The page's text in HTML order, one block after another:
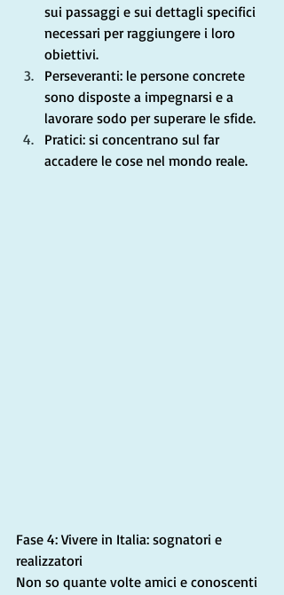
sui passaggi e sui dettagli specifici
necessari per raggiungere i loro
obiettivi.
Perseveranti: le persone concrete
sono disposte a impegnarsi e a
lavorare sodo per superare le sfide.
Pratici: si concentrano sul far
accadere le cose nel mondo reale.
Fase 4: Vivere in Italia: sognatori e
realizzatori
Non so quante volte amici e conoscenti